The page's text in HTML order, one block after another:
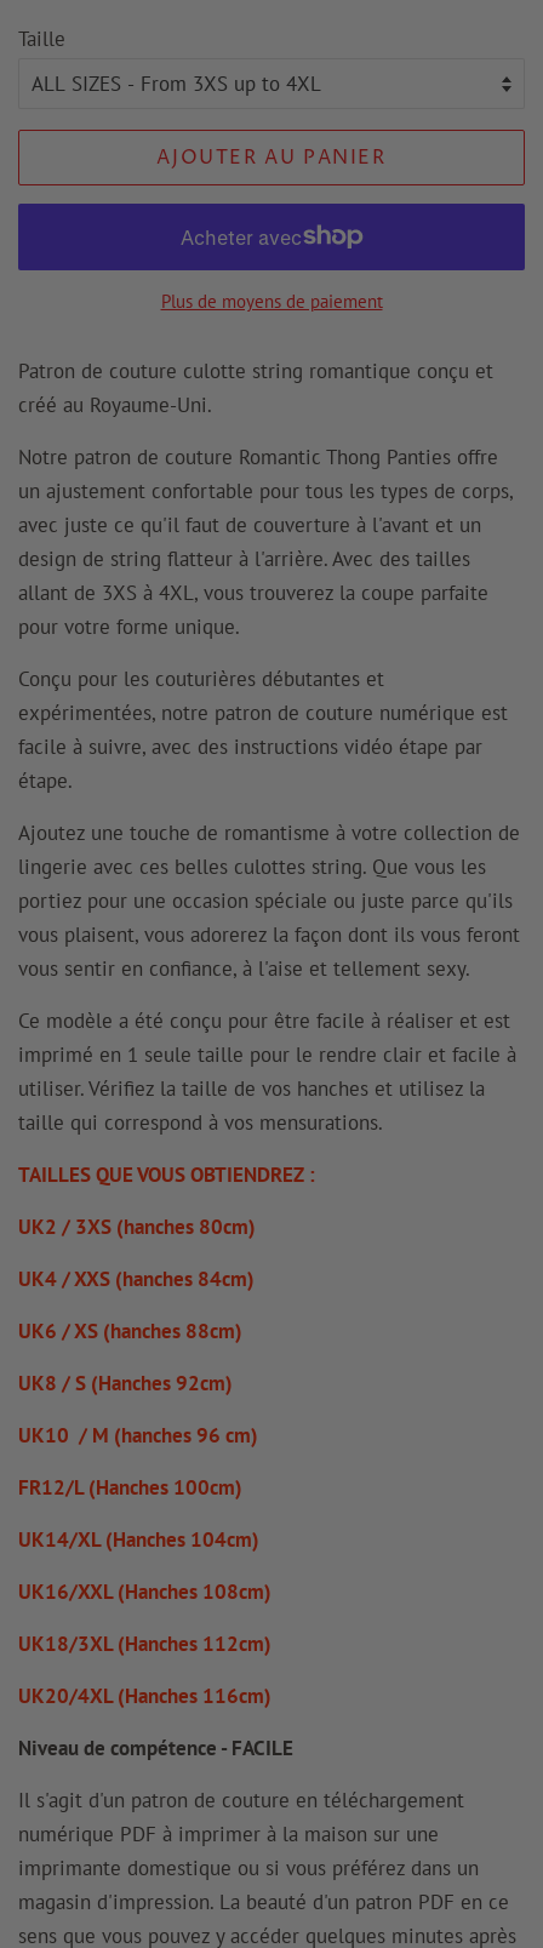
habituel
vente
Taille
AJOUTER AU PANIER
Plus de moyens de paiement
Patron de couture culotte string romantique conçu et
créé au Royaume-Uni.
Notre patron de couture Romantic Thong Panties offre
un ajustement confortable pour tous les types de corps,
avec juste ce qu'il faut de couverture à l'avant et un
design de string flatteur à l'arrière. Avec des tailles
allant de 3XS à 4XL, vous trouverez la coupe parfaite
pour votre forme unique.
Conçu pour les couturières débutantes et
expérimentées, notre patron de couture numérique est
facile à suivre, avec des instructions vidéo étape par
étape.
Ajoutez une touche de romantisme à votre collection de
lingerie avec ces belles culottes string. Que vous les
portiez pour une occasion spéciale ou juste parce qu'ils
vous plaisent, vous adorerez la façon dont ils vous feront
vous sentir en confiance, à l'aise et tellement sexy.
Ce modèle a été conçu pour être facile à réaliser et est
imprimé en 1 seule taille pour le rendre clair et facile à
utiliser. Vérifiez la taille de vos hanches et utilisez la
taille qui correspond à vos mensurations.
TAILLES QUE VOUS OBTIENDREZ :
UK2 / 3XS (hanches 80cm)
UK4 / XXS (hanches 84cm)
UK6 / XS (hanches 88cm)
UK8 / S (Hanches 92cm)
UK10 / M (hanches 96 cm)
FR12/L (Hanches 100cm)
UK14/XL (Hanches 104cm)
UK16/XXL (Hanches 108cm)
UK18/3XL (Hanches 112cm)
UK20/4XL (Hanches 116cm)
Niveau de compétence - FACILE
Il s'agit d'un patron de couture en téléchargement
numérique PDF à imprimer à la maison sur une
imprimante domestique ou si vous préférez dans un
magasin d'impression. La beauté d'un patron PDF en ce
sens que vous pouvez y accéder quelques minutes après